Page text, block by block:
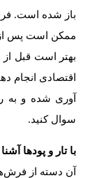
باز شده است.
ممکن است پس از
بهتر است قبل از
اقتصادی انجام
آوری شده و به
سوال کنید.
با تار و پودها
آن دسته از